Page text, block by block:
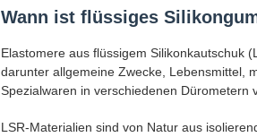
Wann ist flüssiges
Elastomere aus flüssigem Silikonkautschuk
darunter allgemeine Zwecke, Lebensmittel,
Spezialwaren in verschiedenen Dürometern
LSR-Materialien sind von Natur aus